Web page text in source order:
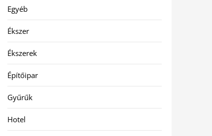
Egyéb
Ékszer
Ékszerek
Építőipar
Gyűrűk
Hotel